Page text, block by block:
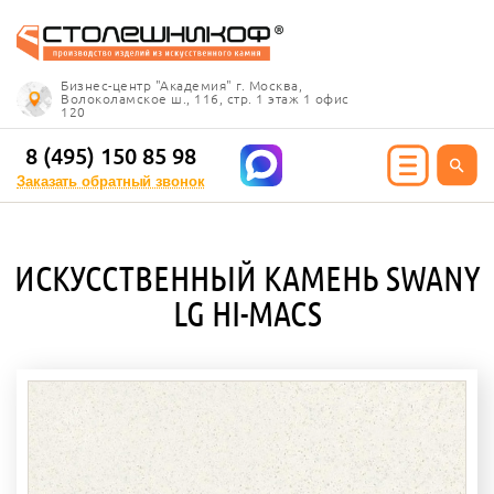
Бизнес-центр "Академия" г. Москва,
Волоколамское ш., 116, стр. 1 этаж 1 офис
120
8 (495) 150 85 98
Заказать обратный звонок
Info@stoleshnikof.ru
8 (495) 150 85 98
Заказать обратный
столешницы
под дерево
под мрамор
ИСКУССТВЕННЫЙ КАМЕНЬ SWANY
LG HI-MACS